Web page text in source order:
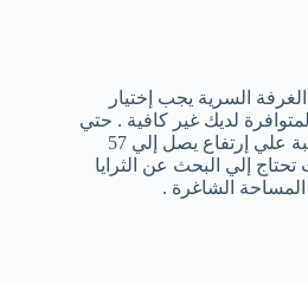
السرية يجب إختيار
لديك غير كافية . حتي
تتمكن من تعليق الثريا المناسبة علي إرتفاع يصل إلي 57
إلي البحث عن الثرايا
الشاغرة .